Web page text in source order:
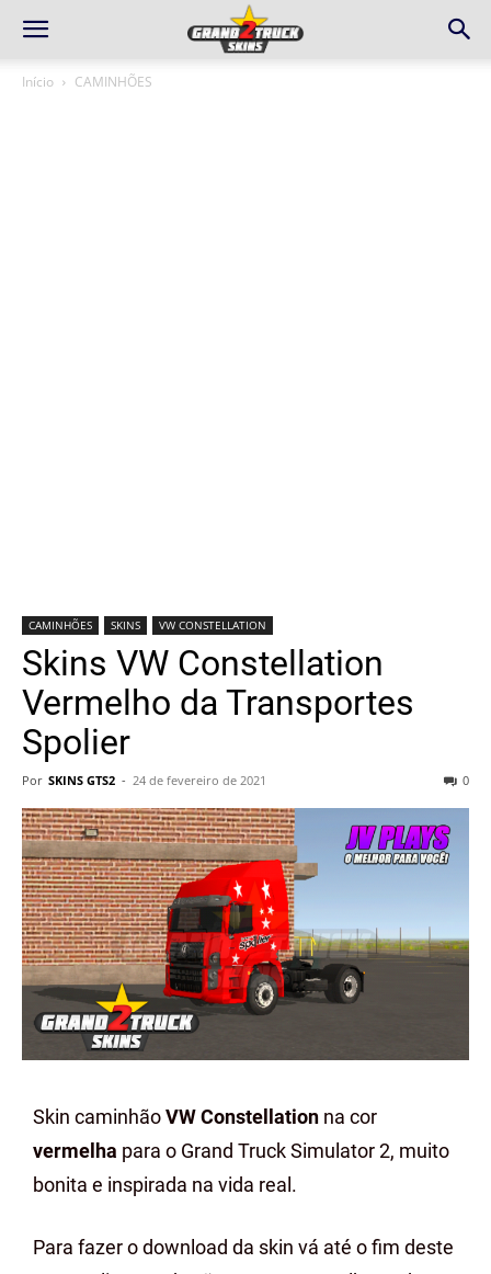
Início CAMINHÕES
CAMINHÕES SKINS VW CONSTELLATION
Skins VW Constellation
Vermelho da Transportes
Spolier
Por SKINS GTS2 - 24 de fevereiro de 2021 0
Skin caminhãoVW Constellation na cor
vermelha para o Grand Truck Simulator 2, muito
bonita e inspirada na vida real.
Para fazer o download da skin vá até o fim deste